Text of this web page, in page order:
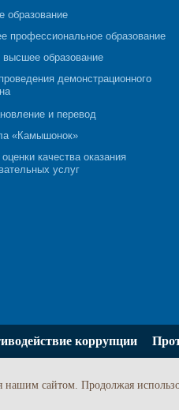
образование
профессиональное образование
высшее образование
демонстрационного
и перевод
«Камышонок»
качества оказания
услуг
коррупции
сайтом. Продолжая